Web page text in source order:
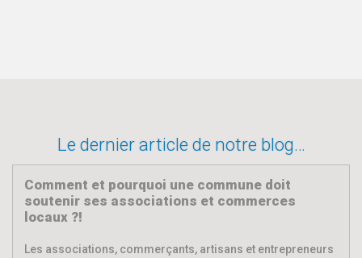
Le dernier article de notre blog…
Comment et pourquoi une commune doit
soutenir ses associations et commerces
locaux ?!
Les associations, commerçants, artisans et entrepreneurs